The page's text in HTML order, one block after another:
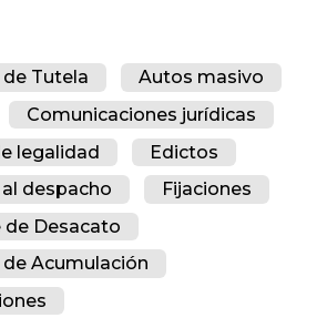
Tutela
Autos masivo
Comunicaciones jurídicas
legalidad
Edictos
despacho
Fijaciones
de Desacato
de Acumulación